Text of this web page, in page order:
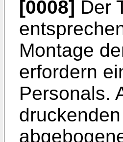
[0008] Der
Montage
erfordern
Personals.